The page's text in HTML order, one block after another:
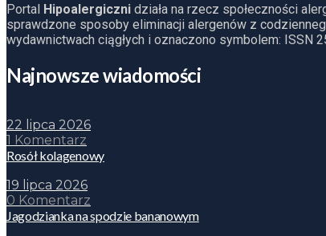
Portal Hipoalergiczni działa na rzecz społeczności
sprawdzone sposoby eliminacji alergenów z
wydawnictwach ciągłych i oznaczono symbolem: ISSN
Najnowsze wiadomości
22 lipca 2026
1 Komentarz
Rosół kolagenowy
19 lipca 2026
0 Komentarz
Jagodzianka na spodzie bananowym